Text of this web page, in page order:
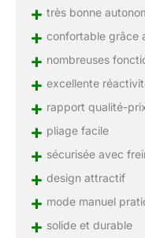
+ très bonne
+ confortable grâce
+ nombreuses
+ excellente
+ rapport qualité-
+ pliage facile
+ sécurisée avec
+ design attractif
+ mode manuel
+ solide et durable